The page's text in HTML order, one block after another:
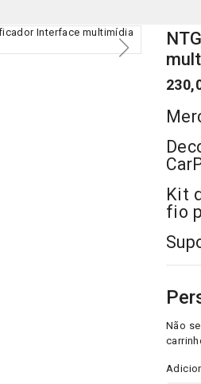
Kit
fio
Não